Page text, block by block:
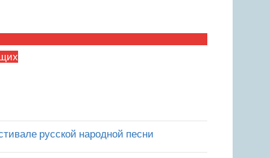
русской народной песни